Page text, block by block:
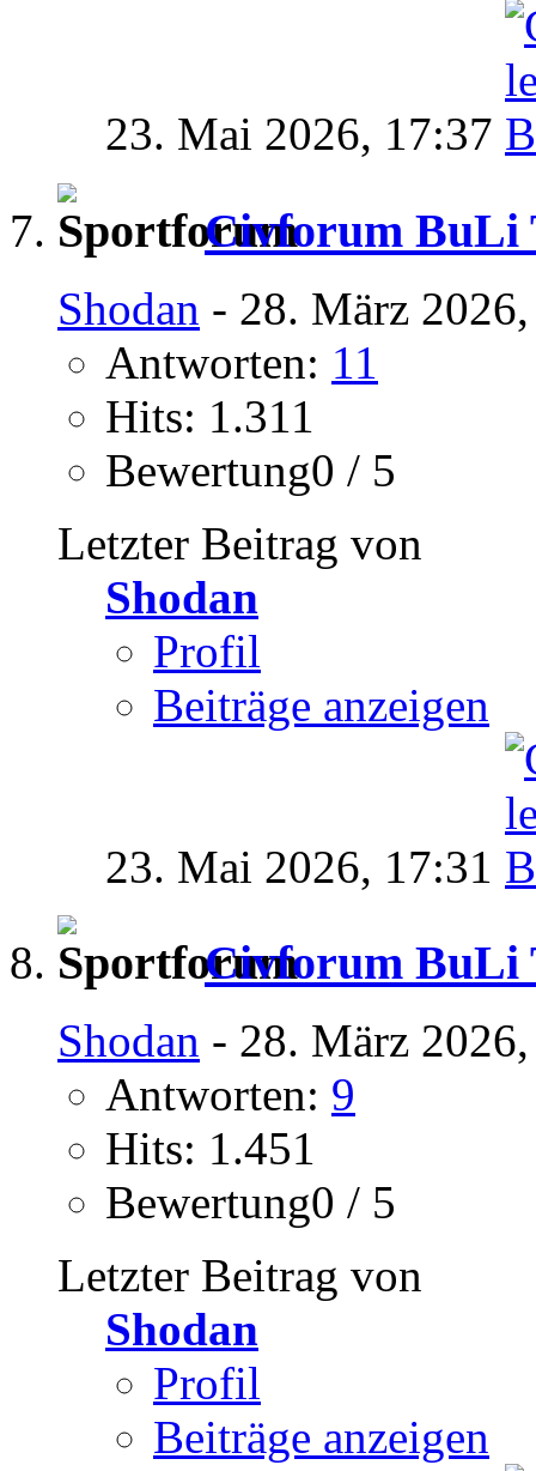
23. Mai 2026, 17:37
Civforum BuLi
Shodan - 28. März
Antworten: 11
Hits: 1.311
Bewertung0 / 5
Letzter Beitrag von
Shodan
Profil
Beiträge anzeigen
23. Mai 2026, 17:31
Civforum BuLi
Shodan - 28. März
Antworten: 9
Hits: 1.451
Bewertung0 / 5
Letzter Beitrag von
Shodan
Profil
Beiträge anzeigen